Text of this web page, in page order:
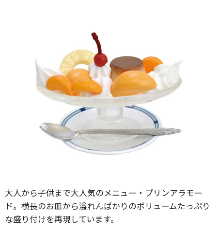
大人から子供まで大人気のメニュー・プリンアラモー
ド。横長のお皿から溢れんばかりのボリュームたっぷり
な盛り付けを再現しています。